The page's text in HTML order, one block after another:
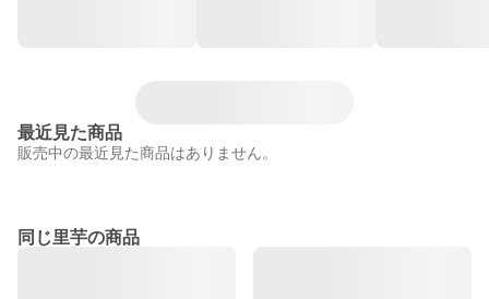
最近見た商品
販売中の最近見た商品はありません。
同じ里芋の商品